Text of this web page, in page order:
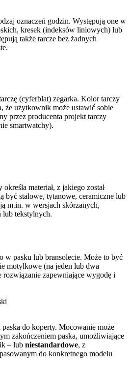
oznaczeń godzin. Występują one w
kresek (indeksów liniowych) lub
także tarcze bez żadnych
(cyferblat) zegarka. Kolor tarczy
że użytkownik może ustawić sobie
przez producenta projekt tarczy
smartwatchy).
materiał, z jakiego został
być stalowe, tytanowe, ceramiczne lub
m.in. w wersjach skórzanych,
lub tekstylnych.
w pasku lub bransolecie. Może to być
motylkowe (na jeden lub dwa
zapewniające wygodę i
do koperty. Mocowanie może
zakończeniem paska, umożliwiające
– lub niestandardowe, z
do konkretnego modelu